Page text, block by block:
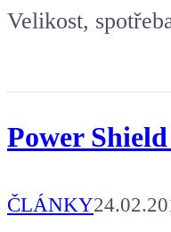
Velikost,
Power
ČLÁNKY